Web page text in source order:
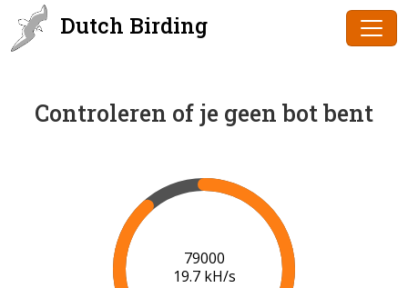
Dutch Birding
Controleren of je geen bot bent
80000
19.8 kH/s